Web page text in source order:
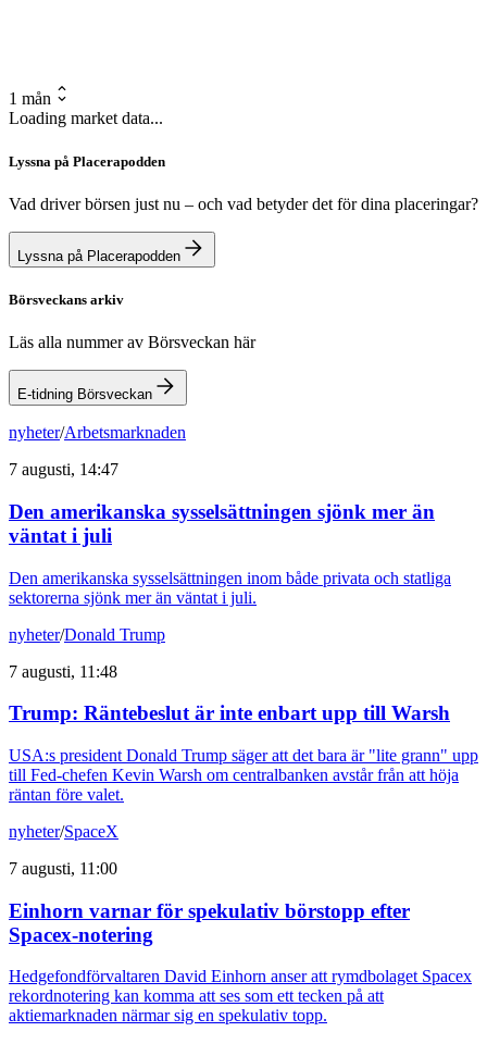
1 mån
Loading market data...
Lyssna på Placerapodden
Vad driver börsen just nu – och vad betyder det för dina placeringar?
Lyssna på Placerapodden
Börsveckans arkiv
Läs alla nummer av Börsveckan här
E-tidning Börsveckan
nyheter/Arbetsmarknaden
7 augusti, 14:47
Den amerikanska sysselsättningen sjönk mer än
väntat i juli
Den amerikanska sysselsättningen inom både privata och statliga
sektorerna sjönk mer än väntat i juli.
nyheter/Donald Trump
7 augusti, 11:48
Trump: Räntebeslut är inte enbart upp till Warsh
USA:s president Donald Trump säger att det bara är "lite grann" upp
till Fed-chefen Kevin Warsh om centralbanken avstår från att höja
räntan före valet.
nyheter/SpaceX
7 augusti, 11:00
Einhorn varnar för spekulativ börstopp efter
Spacex-notering
Hedgefondförvaltaren David Einhorn anser att rymdbolaget Spacex
rekordnotering kan komma att ses som ett tecken på att
aktiemarknaden närmar sig en spekulativ topp.